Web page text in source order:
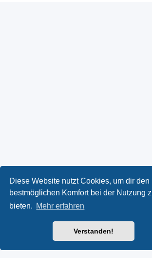
Diese Website nutzt Cookies, um dir den
bestmöglichen Komfort bei der Nutzung
bieten. Mehr erfahren
Verstanden!